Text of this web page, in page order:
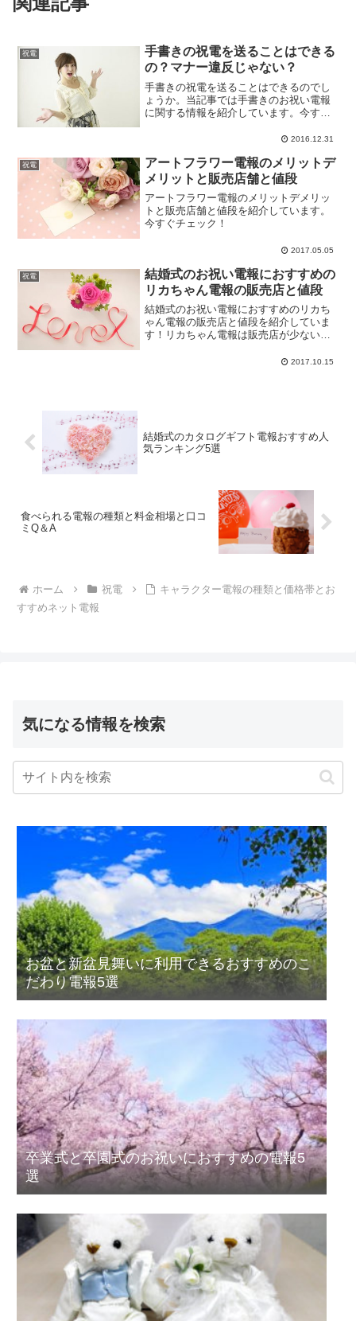
祝電
手書きの祝電を送ることはできる
の？マナー違反じゃない？
手書きの祝電を送ることはできるのでし
ょうか。当記事では手書きのお祝い電報
に関する情報を紹介しています。今すぐ
2016.12.31
祝電
アートフラワー電報のメリットデ
メリットと販売店舗と値段
アートフラワー電報のメリットデメリッ
トと販売店舗と値段を紹介しています。
今すぐチェック！
2017.05.05
祝電
結婚式のお祝い電報におすすめの
リカちゃん電報の販売店と値段
結婚式のお祝い電報におすすめのリカち
ゃん電報の販売店と値段を紹介していま
す！リカちゃん電報は販売店が少ないの
2017.10.15
結婚式のカタログギフト電報おすすめ人
気ランキング5選
食べられる電報の種類と料金相場と口コ
ミQ＆A
ホーム 祝電
キャラクター電報の種類と価格帯とお
すすめネット電報
気になる情報を検索
お盆と新盆見舞いに利用できるおすすめのこ
だわり電報5選
卒業式と卒園式のお祝いにおすすめの電報5
選